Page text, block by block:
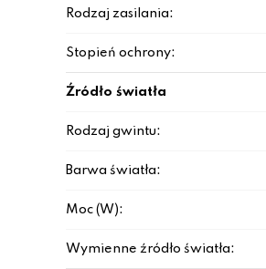
Rodzaj zasilania:
Stopień ochrony:
Źródło światła
Rodzaj gwintu:
Barwa światła:
Moc (W):
Wymienne źródło światła: